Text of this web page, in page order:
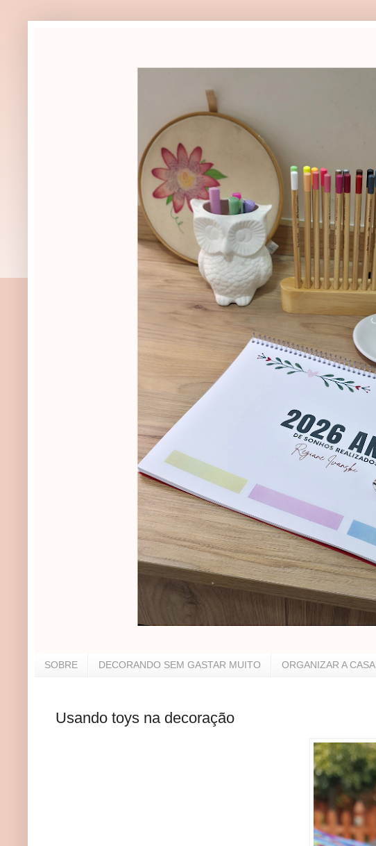
SOBRE DECORANDO SEM GASTAR MUITO ORGANIZAR A CASA
Usando toys na decoração